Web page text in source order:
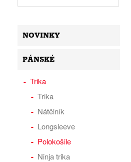
NOVINKY
PÁNSKÉ
Trika
Trika
Nátělník
Longsleeve
Polokošile
Ninja trika